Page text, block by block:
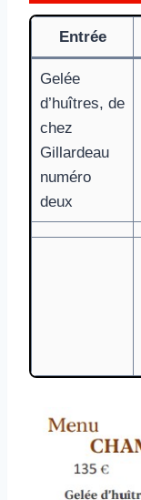
Entrée
Gelée
d’huîtres, de
chez
Gillardeau
numéro
deux